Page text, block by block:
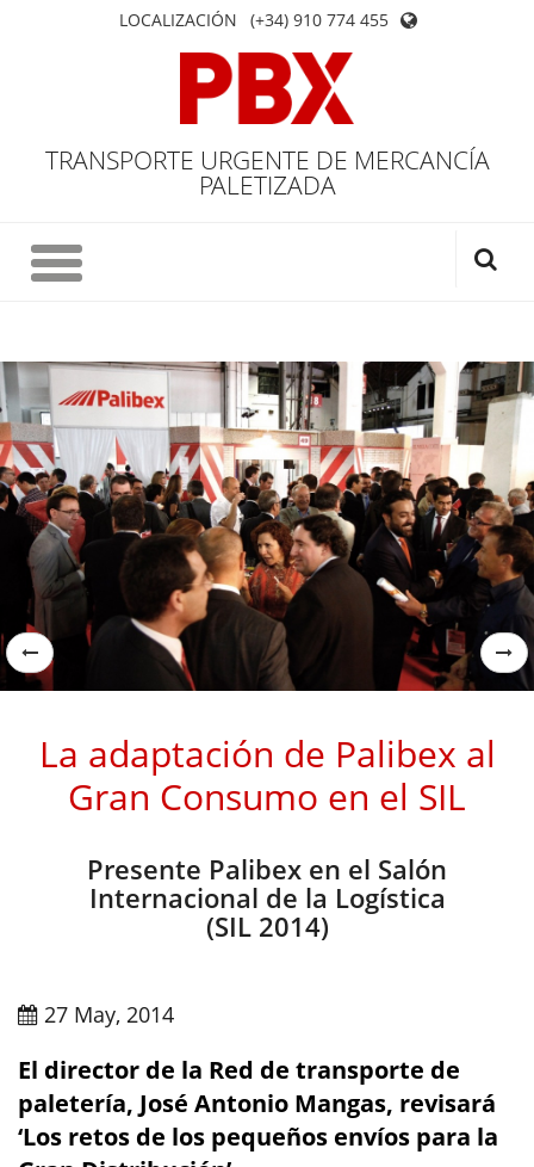
LOCALIZACIÓN (+34) 910 774 455
TRANSPORTE URGENTE DE MERCANCÍA
PALETIZADA
La adaptación de Palibex al
Gran Consumo en el SIL
Presente Palibex en el Salón
Internacional de la Logística
(SIL 2014)
27 May, 2014
El director de la Red de transporte de
paletería, José Antonio Mangas, revisará
‘Los retos de los pequeños envíos para la